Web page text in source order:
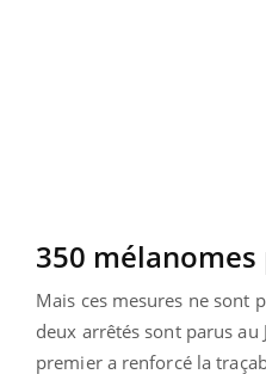
350 mélanomes
Mais ces mesures ne sont
deux arrêtés sont parus au
premier a renforcé la